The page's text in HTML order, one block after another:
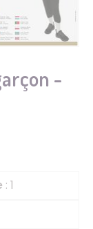
-
: 1